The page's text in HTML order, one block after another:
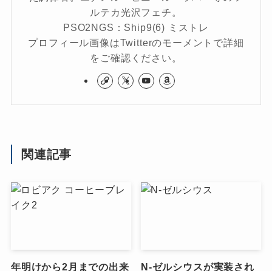
ルテカ光沢フェチ。
PSO2NGS：Ship9(6) ミストレ
プロフィール画像はTwitterのモーメントで詳細
をご確認ください。
関連記事
年明けから2月までの出来
N-ゼルシウスが実装され